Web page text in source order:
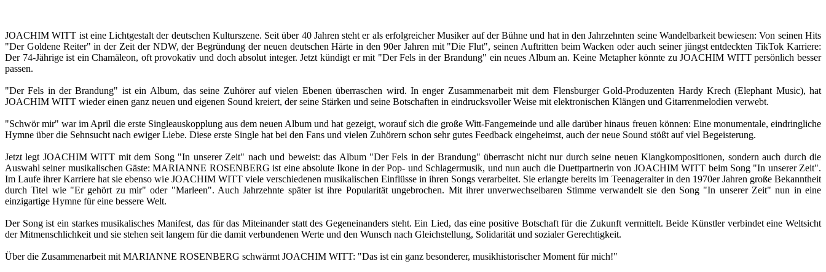
JOACHIM WITT ist eine Lichtgestalt der deutschen Kulturszene. Seit über 40 Jahren steht er als erfolgreicher Musiker auf der Bühne und hat in den Jahrzehnten seine Wandelbarkeit bewiesen: Von seinen Hits
"Der Goldene Reiter" in der Zeit der NDW, der Begründung der neuen deutschen Härte in den 90er Jahren mit "Die Flut", seinen Auftritten beim Wacken oder auch seiner jüngst entdeckten TikTok Karriere:
Der 74-Jährige ist ein Chamäleon, oft provokativ und doch absolut integer. Jetzt kündigt er mit "Der Fels in der Brandung" ein neues Album an. Keine Metapher könnte zu JOACHIM WITT persönlich besser
passen.
"Der Fels in der Brandung" ist ein Album, das seine Zuhörer auf vielen Ebenen überraschen wird. In enger Zusammenarbeit mit dem Flensburger Gold-Produzenten Hardy Krech (Elephant Music), hat
JOACHIM WITT wieder einen ganz neuen und eigenen Sound kreiert, der seine Stärken und seine Botschaften in eindrucksvoller Weise mit elektronischen Klängen und Gitarrenmelodien verwebt.
"Schwör mir" war im April die erste Singleauskopplung aus dem neuen Album und hat gezeigt, worauf sich die große Witt-Fangemeinde und alle darüber hinaus freuen können: Eine monumentale, eindringliche
Hymne über die Sehnsucht nach ewiger Liebe. Diese erste Single hat bei den Fans und vielen Zuhörern schon sehr gutes Feedback eingeheimst, auch der neue Sound stößt auf viel Begeisterung.
Jetzt legt JOACHIM WITT mit dem Song "In unserer Zeit" nach und beweist: das Album "Der Fels in der Brandung" überrascht nicht nur durch seine neuen Klangkompositionen, sondern auch durch die
Auswahl seiner musikalischen Gäste: MARIANNE ROSENBERG ist eine absolute Ikone in der Pop- und Schlagermusik, und nun auch die Duettpartnerin von JOACHIM WITT beim Song "In unserer Zeit".
Im Laufe ihrer Karriere hat sie ebenso wie JOACHIM WITT viele verschiedenen musikalischen Einflüsse in ihren Songs verarbeitet. Sie erlangte bereits im Teenageralter in den 1970er Jahren große Bekanntheit
durch Titel wie "Er gehört zu mir" oder "Marleen". Auch Jahrzehnte später ist ihre Popularität ungebrochen. Mit ihrer unverwechselbaren Stimme verwandelt sie den Song "In unserer Zeit" nun in eine
einzigartige Hymne für eine bessere Welt.
Der Song ist ein starkes musikalisches Manifest, das für das Miteinander statt des Gegeneinanders steht. Ein Lied, das eine positive Botschaft für die Zukunft vermittelt. Beide Künstler verbindet eine Weltsicht
der Mitmenschlichkeit und sie stehen seit langem für die damit verbundenen Werte und den Wunsch nach Gleichstellung, Solidarität und sozialer Gerechtigkeit.
Über die Zusammenarbeit mit MARIANNE ROSENBERG schwärmt JOACHIM WITT: "Das ist ein ganz besonderer, musikhistorischer Moment für mich!"